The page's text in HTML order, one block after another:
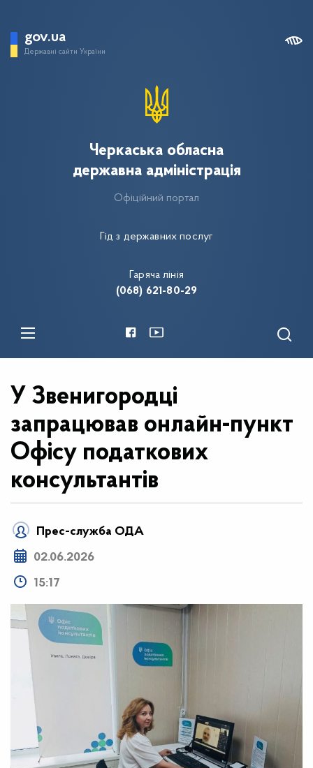
gov.ua
Державні сайти України
Гід з державних послуг
Черкаська обласна
державна адміністрація
Офіційний портал
Гаряча лінія
(068) 621-80-29
У Звенигородці
запрацював онлайн-пункт
Офісу податкових
консультантів
Прес-служба ОДА
02.06.2026
15:17